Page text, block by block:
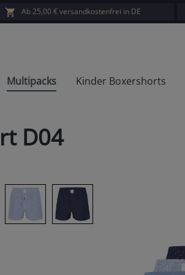
Ab 25,00 € versandkostenfrei in DE
Multipacks Kinder Boxershorts
D04